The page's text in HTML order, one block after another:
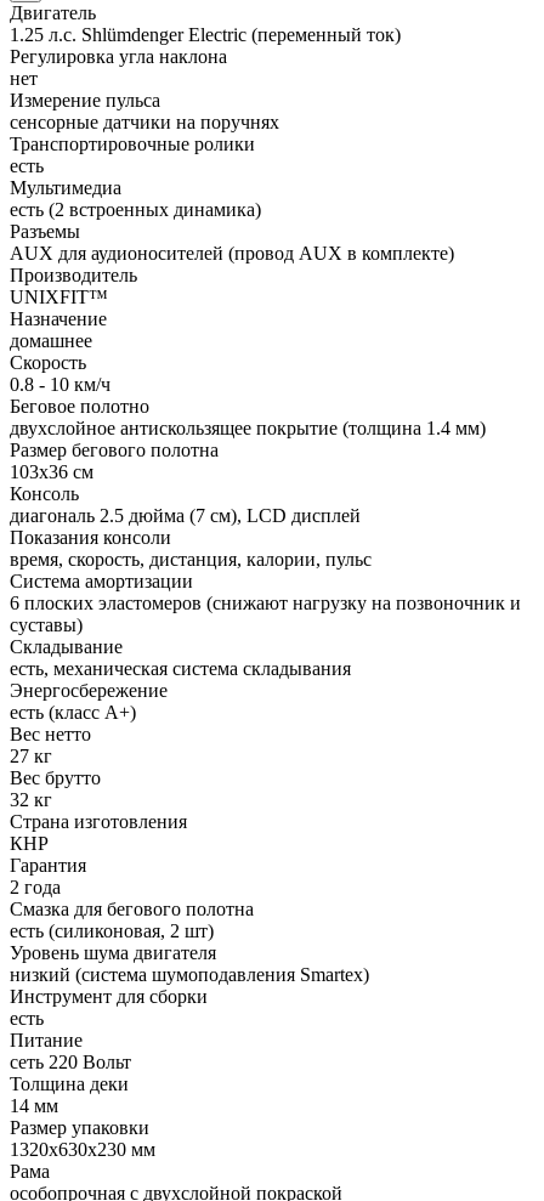
Двигатель
1.25 л.с. Shlümdenger Electric (переменный ток)
Регулировка угла наклона
нет
Измерение пульса
сенсорные датчики на поручнях
Транспортировочные ролики
есть
Мультимедиа
есть (2 встроенных динамика)
Разъемы
AUX для аудионосителей (провод AUX в комплекте)
Производитель
UNIXFIT™
Назначение
домашнее
Скорость
0.8 - 10 км/ч
Беговое полотно
двухслойное антискользящее покрытие (толщина 1.4 мм)
Размер бегового полотна
103х36 см
Консоль
диагональ 2.5 дюйма (7 см), LCD дисплей
Показания консоли
время, скорость, дистанция, калории, пульс
Система амортизации
6 плоских эластомеров (снижают нагрузку на позвоночник и
суставы)
Складывание
есть, механическая система складывания
Энергосбережение
есть (класс А+)
Вес нетто
27 кг
Вес брутто
32 кг
Страна изготовления
КНР
Гарантия
2 года
Смазка для бегового полотна
есть (силиконовая, 2 шт)
Уровень шума двигателя
низкий (система шумоподавления Smartex)
Инструмент для сборки
есть
Питание
сеть 220 Вольт
Толщина деки
14 мм
Размер упаковки
1320x630x230 мм
Рама
особопрочная с двухслойной покраской